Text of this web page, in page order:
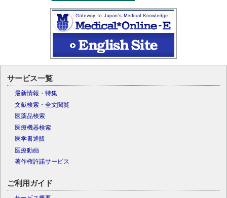
サービス一覧
最新情報・特集
文献検索・全文閲覧
医薬品検索
医療機器検索
医学書通販
医療動画
著作権許諾サービス
ご利用ガイド